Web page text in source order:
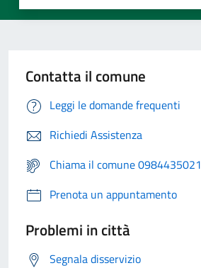
Contatta il comune
Leggi le domande frequenti
Richiedi Assistenza
Chiama il comune 0984435021
Prenota un appuntamento
Problemi in città
Segnala disservizio